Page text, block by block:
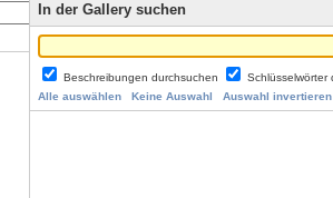
In der Gallery suchen
Beschreibungen durchsuchen
Alle auswählen
Keine Auswahl Auswahl invertieren